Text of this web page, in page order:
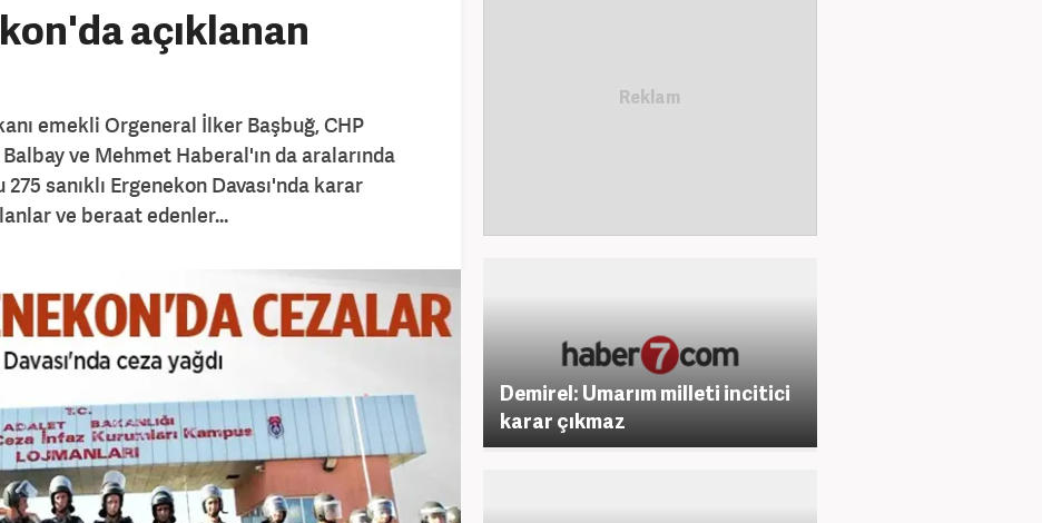
açıklanan
emekli Orgeneral İlker Başbuğ, CHP
ve Mehmet Haberal'ın da aralarında
sanıklı Ergenekon Davası'nda karar
ve beraat edenler...
Demirel: Umarım milleti incitici
karar çıkmaz